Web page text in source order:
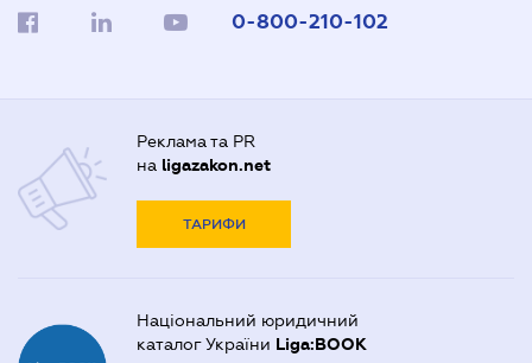
0-800-210-102
Реклама та PR
на ligazakon.net
ТАРИФИ
Національний юридичний
каталог України Liga:BOOK